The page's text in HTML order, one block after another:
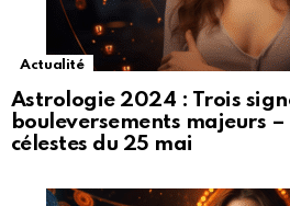
Actualité
Astrologie 2024 : Trois
bouleversements majeurs
célestes du 25 mai